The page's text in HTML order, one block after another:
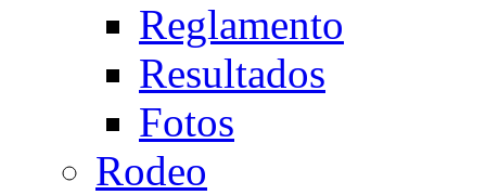
Reglamento
Resultados
Fotos
Rodeo